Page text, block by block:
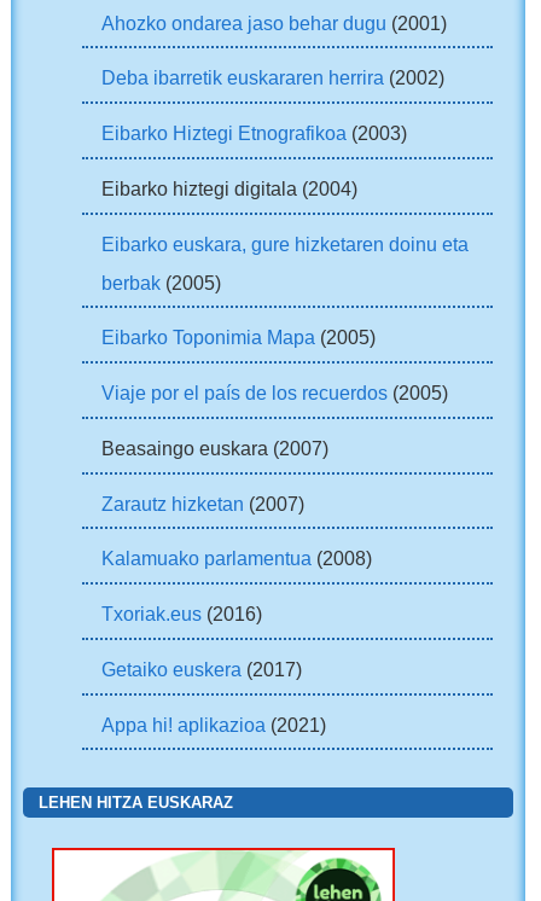
Ahozko ondarea jaso behar dugu (2001)
Deba ibarretik euskararen herrira (2002)
Eibarko Hiztegi Etnografikoa (2003)
Eibarko hiztegi digitala (2004)
Eibarko euskara, gure hizketaren doinu eta
berbak(2005)
Eibarko Toponimia Mapa (2005)
Viaje por el país de los recuerdos(2005)
Beasaingo euskara (2007)
Zarautz hizketan (2007)
Kalamuako parlamentua (2008)
Txoriak.eus(2016)
Getaiko euskera (2017)
Appa hi! aplikazioa (2021)
LEHEN HITZA EUSKARAZ